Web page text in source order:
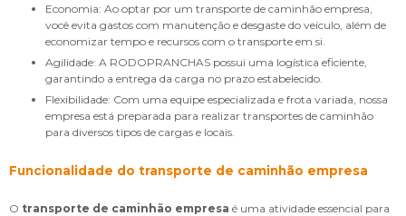
Economia: Ao optar por um transporte de caminhão empresa,
você evita gastos com manutenção e desgaste do veículo, além de
economizar tempo e recursos com o transporte em si.
Agilidade: A RODOPRANCHAS possui uma logística eficiente,
garantindo a entrega da carga no prazo estabelecido.
Flexibilidade: Com uma equipe especializada e frota variada, nossa
empresa está preparada para realizar transportes de caminhão
para diversos tipos de cargas e locais.
Funcionalidade do transporte de caminhão empresa
O transporte de caminhão empresa é uma atividade essencial para